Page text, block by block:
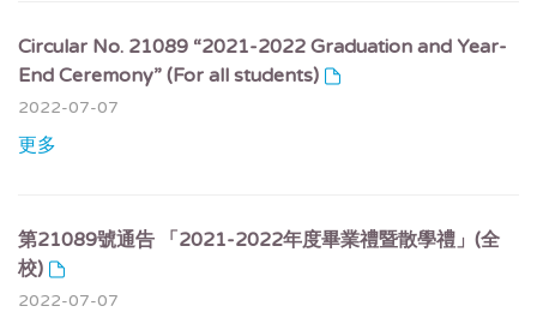
Circular No. 21089 “2021-2022 Graduation and Year-
End Ceremony” (For all students)
2022-07-07
更多
第21089號通告 「2021-2022年度畢業禮暨散學禮」(全
校)
2022-07-07